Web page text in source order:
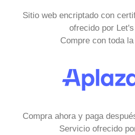
Sitio web encriptado con
ofrecido por
Compre con toda
Compra ahora y paga
Servicio ofrecido